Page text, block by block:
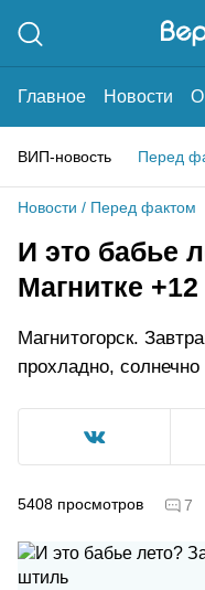
Главное Новости О
ВИП-новость Перед
Новости / Перед фактом
И это бабье
Магнитке
Магнитогорск.
прохладно, солнечно
5408 просмотров 7